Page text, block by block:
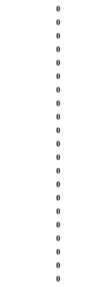
0
0
0
0
0
0
0
0
0
0
0
0
0
0
0
0
0
0
0
0
0